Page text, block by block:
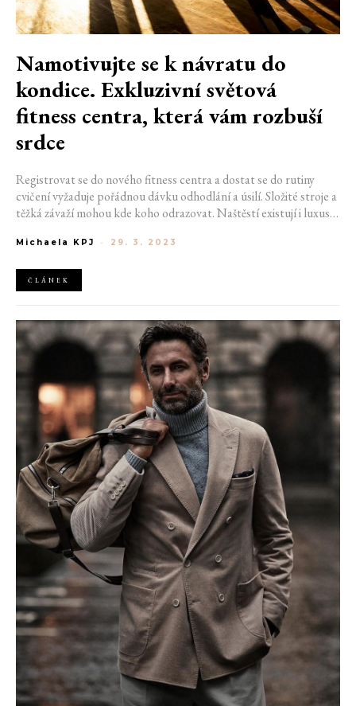
Namotivujte se k návratu do
kondice. Exkluzivní světová
fitness centra, která vám rozbuší
srdce
Registrovat se do nového fitness centra a dostat se do rutiny
cvičení vyžaduje pořádnou dávku odhodlání a úsilí. Složité stroje a
těžká závaží mohou kde koho odrazovat. Naštěstí existují i luxusní
osvěžující zážitek. Zajímavé prostředí, wellness nebo spa
prvek vašeho životního stylu.
Michaela KPJ - 29. 3. 2023
ČLÁNEK